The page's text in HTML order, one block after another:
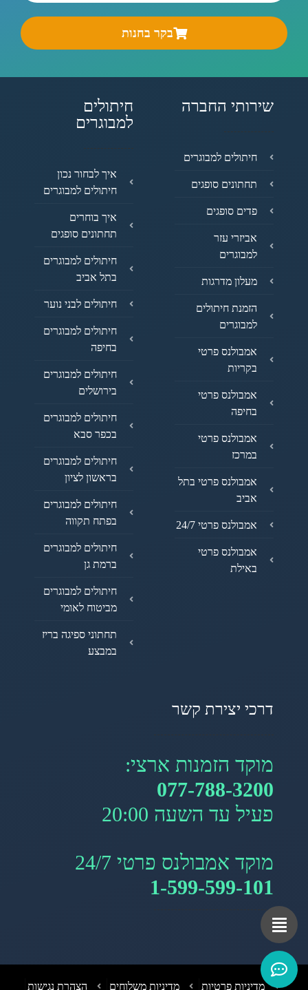
בקר בחנות
שירותי החברה
חיתולים למבוגרים
תחתונים סופגים
פדים סופגים
אביזרי עזר
למבוגרים
מעלון מדרגות
הזמנת חיתולים
למבוגרים
אמבולנס פרטי
בקריות
אמבולנס פרטי
בחיפה
אמבולנס פרטי
במרכז
אמבולנס פרטי בתל
אביב
אמבולנס פרטי 24/7
אמבולנס פרטי
באילת
חיתולים
למבוגרים
איך לבחור נכון
חיתולים למבוגרים
איך בוחרים
תחתונים סופגים
חיתולים למבוגרים
בתל אביב
חיתולים לבני נוער
חיתולים למבוגרים
בחיפה
חיתולים למבוגרים
בירושלים
חיתולים למבוגרים
בכפר סבא
חיתולים למבוגרים
בראשון לציון
חיתולים למבוגרים
בפתח תקווה
חיתולים למבוגרים
ברמת גן
חיתולים למבוגרים
מביטוח לאומי
תחתוני ספיגה בריז
במבצע
דרכי יצירת קשר
מוקד הזמנות ארצי:
077-788-3200
פעיל עד השעה 20:00
מוקד אמבולנס פרטי 24/7
1-599-599-101
מדיניות פרטיות מדיניות משלוחים הצהרת נגישות